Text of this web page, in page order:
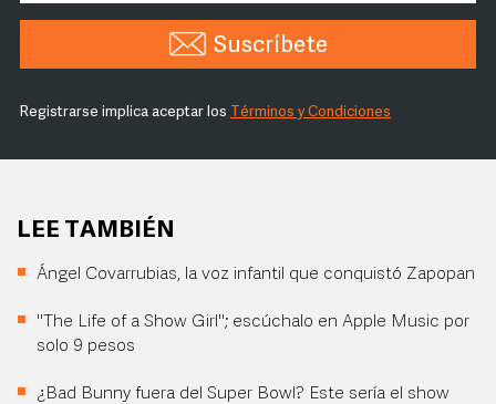
Suscríbete
Registrarse implica aceptar los Términos y Condiciones
LEE TAMBIÉN
Ángel Covarrubias, la voz infantil que conquistó Zapopan
"The Life of a Show Girl"; escúchalo en Apple Music por
solo 9 pesos
¿Bad Bunny fuera del Super Bowl? Este sería el show